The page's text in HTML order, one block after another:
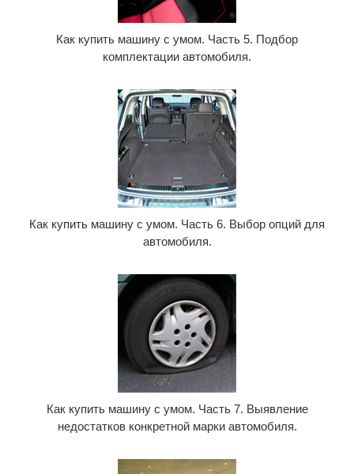
Как купить машину с умом. Часть 5. Подбор
комплектации автомобиля.
Как купить машину с умом. Часть 6. Выбор опций для
автомобиля.
Как купить машину с умом. Часть 7. Выявление
недостатков конкретной марки автомобиля.